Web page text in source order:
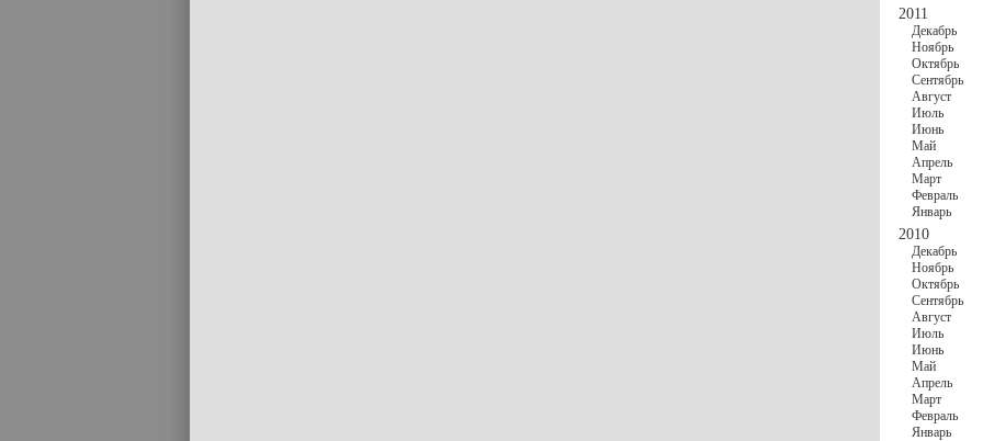
2011
Декабрь
Ноябрь
Октябрь
Сентябрь
Август
Июль
Июнь
Май
Апрель
Март
Февраль
Январь
2010
Декабрь
Ноябрь
Октябрь
Сентябрь
Август
Июль
Июнь
Май
Апрель
Март
Февраль
Январь